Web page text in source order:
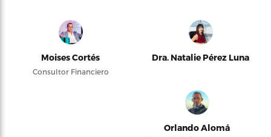
Moises Cortés
Consultor Financiero
Dra. Natalie Pérez Luna
Orlando Alomá